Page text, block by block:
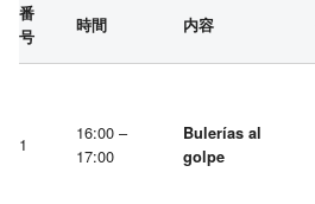
番
号
時間 内容
1
16:00 –
17:00
Bulerías al
golpe